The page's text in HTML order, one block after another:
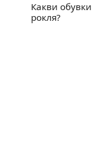
Какви
рокля?